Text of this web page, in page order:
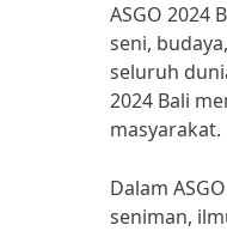
ASGO 2024
seni,
seluruh
2024 Bali
masyarakat.
Dalam
seniman,